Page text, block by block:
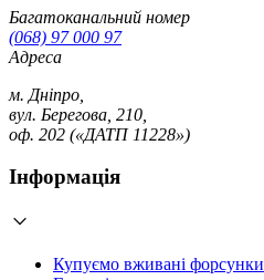
Багатоканальний номер
(068) 97 000 97
Адреса
м. Дніпро,
вул. Берегова, 210,
оф. 202 («ДАТП 11228»)
Інформація
Купуємо вживані форсунки